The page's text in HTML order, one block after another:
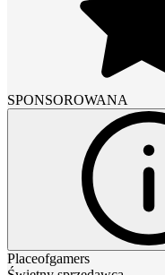
SPONSOROWANA
Placeofgamers